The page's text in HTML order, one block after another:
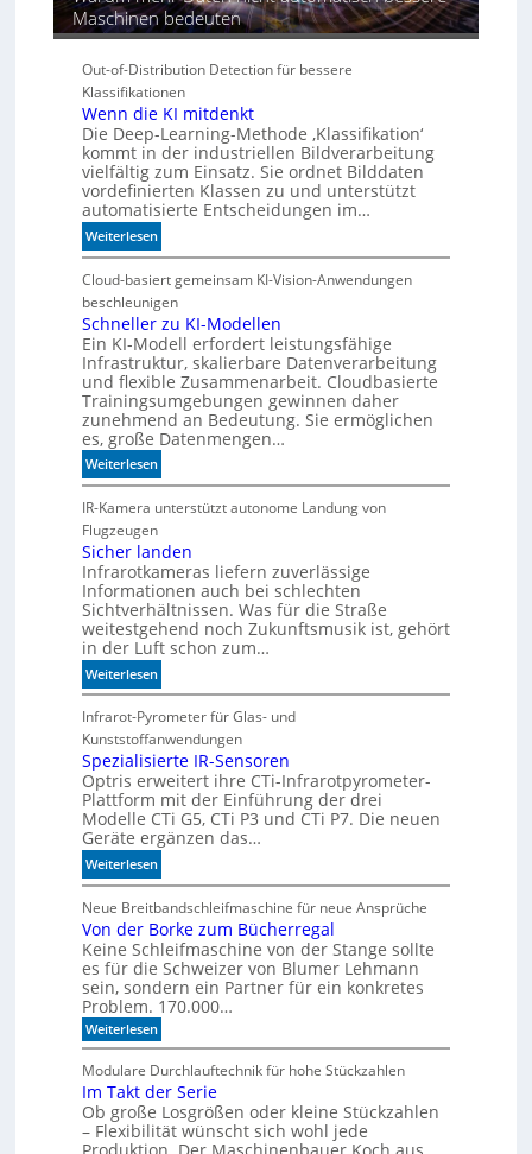
Maschinen bedeuten
Out-of-Distribution Detection für bessere
Klassifikationen
Wenn die KI mitdenkt
Die Deep-Learning-Methode ‚Klassifikation‘
kommt in der industriellen Bildverarbeitung
vielfältig zum Einsatz. Sie ordnet Bilddaten
vordefinierten Klassen zu und unterstützt
automatisierte Entscheidungen im…
Weiterlesen:
W
e
n
n
d
i
e
K
I
m
i
t
d
e
n
k
t
Cloud-basiert gemeinsam KI-Vision-Anwendungen
beschleunigen
Schneller zu KI-Modellen
Ein KI-Modell erfordert leistungsfähige
Infrastruktur, skalierbare Datenverarbeitung
und flexible Zusammenarbeit. Cloudbasierte
Trainingsumgebungen gewinnen daher
zunehmend an Bedeutung. Sie ermöglichen
es, große Datenmengen…
Weiterlesen:
S
c
h
n
e
l
l
e
r
z
u
K
I
-
M
o
d
e
l
l
e
n
IR-Kamera unterstützt autonome Landung von
Flugzeugen
Sicher landen
Infrarotkameras liefern zuverlässige
Informationen auch bei schlechten
Sichtverhältnissen. Was für die Straße
weitestgehend noch Zukunftsmusik ist, gehört
in der Luft schon zum…
Weiterlesen:
S
i
c
h
e
r
l
a
n
d
e
n
Infrarot-Pyrometer für Glas- und
Kunststoffanwendungen
Spezialisierte IR-Sensoren
Optris erweitert ihre CTi-Infrarotpyrometer-
Plattform mit der Einführung der drei
Modelle CTi G5, CTi P3 und CTi P7. Die neuen
Geräte ergänzen das…
Weiterlesen:
S
p
e
z
i
a
i
s
i
e
t
Neue Breitbandschleifmaschine für neue Ansprüche
Von der Borke zum Bücherregal
Keine Schleifmaschine von der Stange sollte
es für die Schweizer von Blumer Lehmann
sein, sondern ein Partner für ein konkretes
Problem. 170.000…
Weiterlesen:
V
o
n
d
e
r
B
Modulare Durchlauftechnik für hohe Stückzahlen
Im Takt der Serie
Ob große Losgrößen oder kleine Stückzahlen
– Flexibilität wünscht sich wohl jede